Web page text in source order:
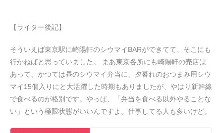
【ライター後記】
そういえば東京駅に崎陽軒のシウマイBARができてて、そこにも
行かねばと思っていました。 まあ東京各所にも崎陽軒の売店は
あって、かつては昼のシウマイ弁当に、夕暮れのおつまみ用シウ
マイ15個入りにと大活躍した時期もありましたが、やはり新幹線
で食べるのが格別です。やっぱ、「弁当を食べる以外やることな
い」という極限状態がいいんですよ。仕事してる人も多いけど。